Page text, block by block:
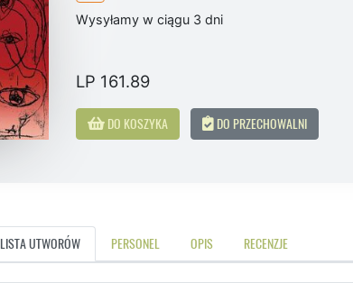
Wysyłamy w ciągu 3 dni
LP 161.89
DO KOSZYKA DO PRZECHOWALNI
LISTA UTWORÓW PERSONEL OPIS RECENZJE